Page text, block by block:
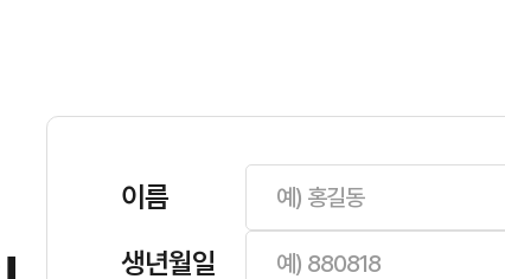
주행거리에 따른 할인이 적용되는 퍼마일 보험 등 자신에게 맞는
을 미리 숙지해두면 큰 도움이 됩니다. 긴급상황 발생 시 당황하
이름
생년월일